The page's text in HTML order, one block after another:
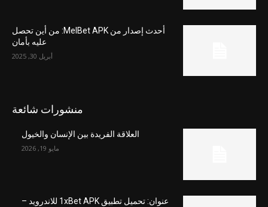
أحدث إصدار من MelBet APK: من أين تحصل
عليه بأمان
أبريل 30, 2025
منشورات شائعة
العلاقة الفريدة بين الإنسان والخيول
مايو 19, 2026
عنوان: تحميل تطبيق 1xBet APK للاندرويد –